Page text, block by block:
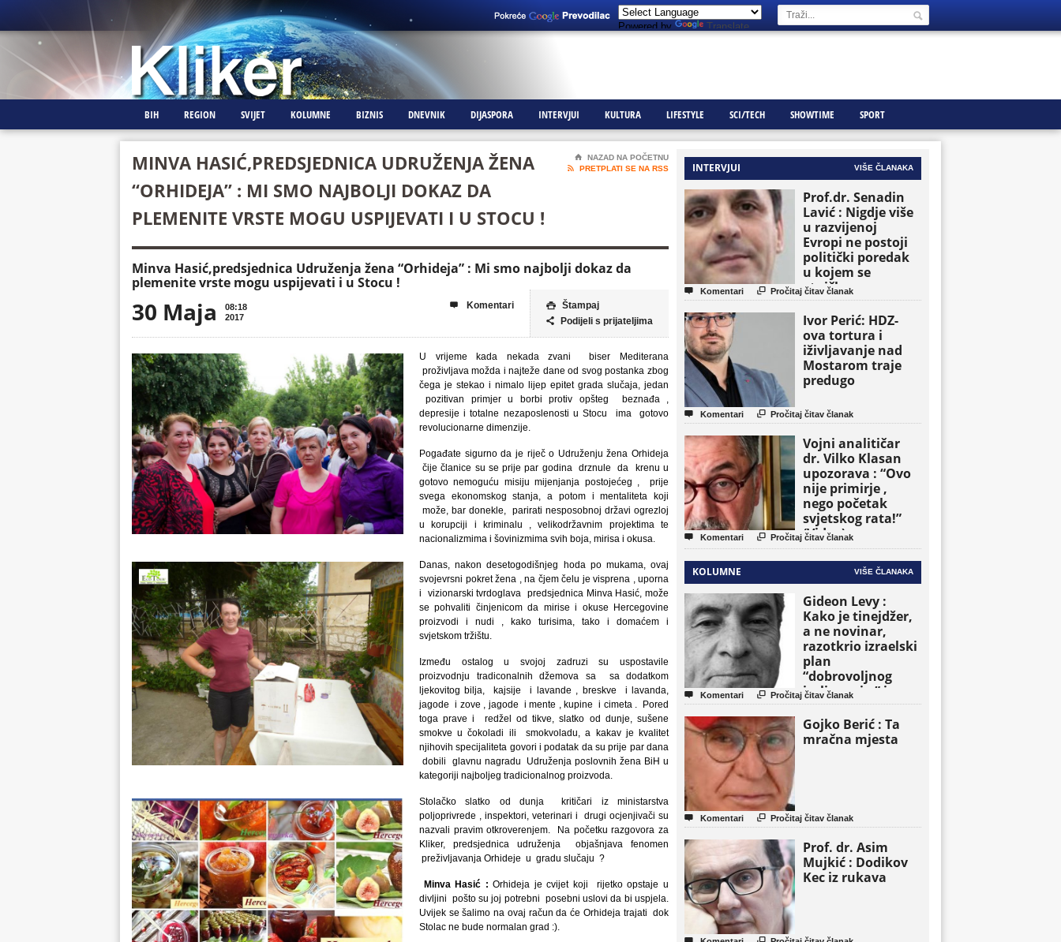
Powered by Translate
BIH REGION SVIJET KOLUMNE BIZNIS DNEVNIK DIJASPORA INTERVJUI KULTURA LIFESTYLE SCI/TECH SHOWTIME SPORT
MINVA HASIĆ,PREDSJEDNICA UDRUŽENJA ŽENA
“ORHIDEJA” : MI SMO NAJBOLJI DOKAZ DA
PLEMENITE VRSTE MOGU USPIJEVATI I U STOCU !
⌂
NAZAD NA POČETNU

PRETPLATI SE NA RSS
Minva Hasić,predsjednica Udruženja žena “Orhideja” : Mi smo najbolji dokaz da
plemenite vrste mogu uspijevati i u Stocu !
30 Maja
08:18
2017
 Štampaj
 Podijeli s prijateljima
 Komentari
U vrijeme kada nekada zvani biser Mediterana
proživljava možda i najteže dane od svog postanka zbog
čega je stekao i nimalo lijep epitet grada slučaja, jedan
pozitivan primjer u borbi protiv opšteg beznađa ,
depresije i totalne nezaposlenosti u Stocu ima gotovo
revolucionarne dimenzije.
Pogađate sigurno da je riječ o Udruženju žena Orhideja
čije članice su se prije par godina drznule da krenu u
gotovo nemoguću misiju mijenjanja postojećeg , prije
svega ekonomskog stanja, a potom i mentaliteta koji
može, bar donekle, parirati nesposobnoj državi ogrezloj
u korupciji i kriminalu , velikodržavnim projektima te
nacionalizmima i šovinizmima svih boja, mirisa i okusa.
Danas, nakon desetogodišnjeg hoda po mukama, ovaj
svojevrsni pokret žena , na čjem čelu je visprena , uporna
i vizionarski tvrdoglava predsjednica Minva Hasić, može
se pohvaliti činjenicom da mirise i okuse Hercegovine
proizvodi i nudi , kako turisima, tako i domaćem i
svjetskom tržištu.
Između ostalog u svojoj zadruzi su uspostavile
proizvodnju tradiconalnih džemova sa sa dodatkom
ljekovitog bilja, kajsije i lavande , breskve i lavanda,
jagode i zove , jagode i mente , kupine i cimeta . Pored
toga prave i redžel od tikve, slatko od dunje, sušene
smokve u čokoladi ili smokvoladu, a kakav je kvalitet
njihovih specijaliteta govori i podatak da su prije par dana
dobili glavnu nagradu Udruženja poslovnih žena BiH u
kategoriji najboljeg tradicionalnog proizvoda.
Stolačko slatko od dunja kritičari iz ministarstva
poljoprivrede , inspektori, veterinari i drugi ocjenjivači su
nazvali pravim otkroverenjem. Na početku razgovora za
Kliker, predsjednica udruženja objašnjava fenomen
preživljavanja Orhideje u gradu slučaju ?
Minva Hasić : Orhideja je cvijet koji rijetko opstaje u
divljini pošto su joj potrebni posebni uslovi da bi uspjela.
Uvijek se šalimo na ovaj račun da će Orhideja trajati dok
Stolac ne bude normalan grad :).
INTERVJUI VIŠE ČLANAKA
Prof.dr. Senadin
Lavić : Nigdje više
u razvijenoj
Evropi ne postoji
politički poredak
u kojem se
etničke grupe
pojavljuju kao
osnovne političke
jedinice
 Komentari  Pročitaj čitav članak
Ivor Perić: HDZ-
ova tortura i
iživljavanje nad
Mostarom traje
predugo
 Komentari  Pročitaj čitav članak
Vojni analitičar
dr. Vilko Klasan
upozorava : “Ovo
nije primirje ,
nego početak
svjetskog rata!”
(Video)
 Komentari  Pročitaj čitav članak
KOLUMNE VIŠE ČLANAKA
Gideon Levy :
Kako je tinejdžer,
a ne novinar,
razotkrio izraelski
plan
“dobrovoljnog
iseljavanja ” iz
Gaze
 Komentari  Pročitaj čitav članak
Gojko Berić : Ta
mračna mjesta
 Komentari  Pročitaj čitav članak
Prof. dr. Asim
Mujkić : Dodikov
Kec iz rukava